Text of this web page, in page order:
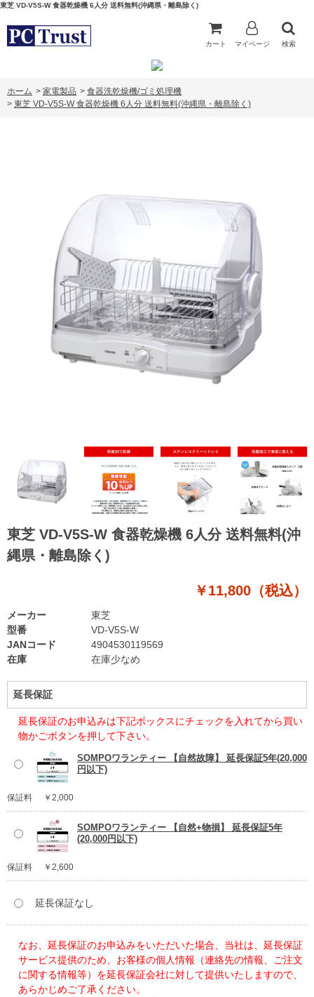
東芝 VD-V5S-W 食器乾燥機 6人分 送料無料(沖縄県・離島除く)
カート マイページ 検索
ホーム > 家電製品 > 食器洗乾燥機/ゴミ処理機
> 東芝 VD-V5S-W 食器乾燥機 6人分 送料無料(沖縄県・離島除く)
東芝 VD-V5S-W 食器乾燥機 6人分 送料無料(沖
縄県・離島除く)
￥11,800（税込）
型番
VD-V5S-W
JANコード
4904530119569
在庫
在庫少なめ
メーカー 東芝
延長保証
延長保証のお申込みは下記ボックスにチェックを入れてから買い
物かごボタンを押して下さい。
SOMPOワランティー 【自然故障】 延長保証5年(20,000
円以下)
保証料 ￥2,000
SOMPOワランティー 【自然+物損】 延長保証5年
(20,000円以下)
保証料 ￥2,600
延長保証なし
なお、延長保証のお申込みをいただいた場合、当社は、延長保証
サービス提供のため、お客様の個人情報（連絡先の情報、ご注文
に関する情報等）を延長保証会社に対して提供いたしますので、
あらかじめご了承ください。